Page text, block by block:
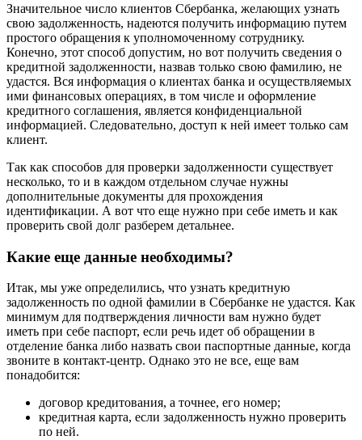
Значительное число клиентов Сбербанка, желающих узнать
свою задолженность, надеются получить информацию путем
простого обращения к уполномоченному сотруднику.
Конечно, этот способ допустим, но вот получить сведения о
кредитной задолженности, назвав только свою фамилию, не
удастся. Вся информация о клиентах банка и осуществляемых
ими финансовых операциях, в том числе и оформление
кредитного соглашения, является конфиденциальной
информацией. Следовательно, доступ к ней имеет только сам
клиент.
Так как способов для проверки задолженности существует
несколько, то и в каждом отдельном случае нужны
дополнительные документы для прохождения
идентификации. А вот что еще нужно при себе иметь и как
проверить свой долг разберем детальнее.
Какие еще данные необходимы?
Итак, мы уже определились, что узнать кредитную
задолженность по одной фамилии в Сбербанке не удастся. Как
минимум для подтверждения личности вам нужно будет
иметь при себе паспорт, если речь идет об обращении в
отделение банка либо назвать свои паспортные данные, когда
звоните в контакт-центр. Однако это не все, еще вам
понадобится:
договор кредитования, а точнее, его номер;
кредитная карта, если задолженность нужно проверить
по ней.